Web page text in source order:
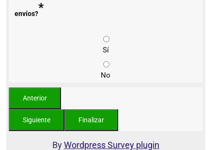
envíos?*
Sí
No
ByWordpress Survey plugin